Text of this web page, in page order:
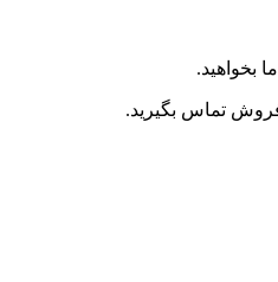
بخواهید.
فروش تماس بگیرید.